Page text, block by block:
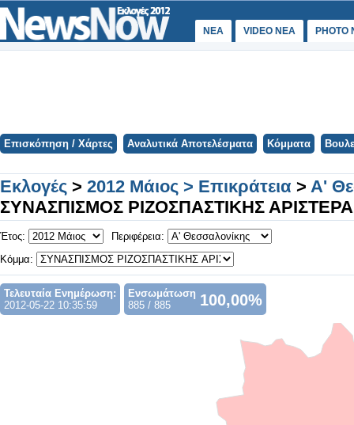
ΝΕΑ VIDEO NEA PHOTO
Επισκόπηση / Χάρτες Αναλυτικά Αποτελέσματα Κόμματα
Εκλογές > 2012 Μάιος > Επικράτεια > Α'
ΣΥΝΑΣΠΙΣΜΟΣ ΡΙΖΟΣΠΑΣΤΙΚΗΣ
Έτος:
Περιφέρεια:
Κόμμα:
Τελευταία Ενημέρωση:
2012-05-22 10:35:59
Ενσωμάτωση
885 / 885
100,00%